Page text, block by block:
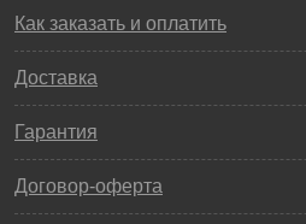
Как заказать и оплатить
Доставка
Гарантия
Договор-оферта